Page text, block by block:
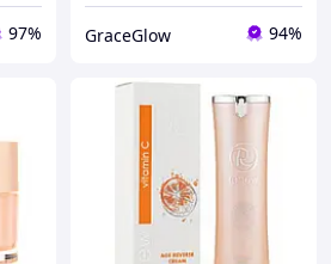
97% GraceGlow 94%